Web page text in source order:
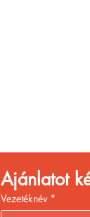
Ajánlatot
Vezetéknév *